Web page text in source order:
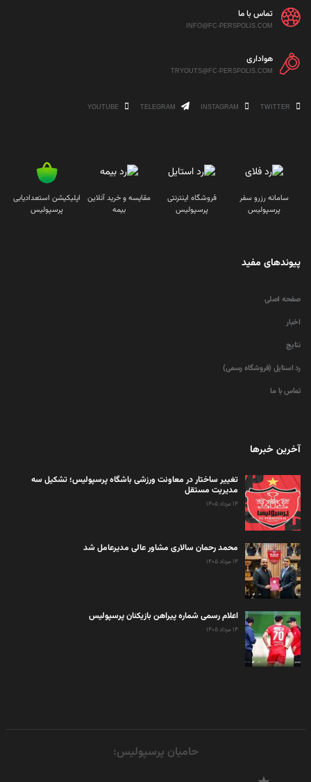
تماس با ما
INFO@FC-PERSPOLIS.COM
هواداری
TRYOUTS@FC-PERSPOLIS.COM
سامانه رزرو سفر
پرسپولیس
فروشگاه اینترنتی
پرسپولیس
مقایسه و خرید آنلاین
بیمه
اپلیکیشن استعدادیابی
پرسپولیس
پیوندهای مفید
صفحه اصلی
اخبار
نتایج
رد استایل (فروشگاه رسمی)
تماس با ما
آخرین خبرها
تغییر ساختار در معاونت ورزشی باشگاه پرسپولیس؛ تشکیل سه
مدیریت مستقل
۱۴ مرداد ۱۴۰۵
محمد رحمان سالاری مشاور عالی مدیرعامل شد
۱۴ مرداد ۱۴۰۵
اعلام رسمی شماره پیراهن بازیکنان پرسپولیس
۱۴ مرداد ۱۴۰۵
حامیان پرسپولیس: